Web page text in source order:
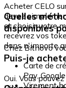
Acheter CELO
devez
et choisir votre
recevrez vos
dans n'importe
Quelles
disponibles
Chez Bitnovo
Carte de
Pay,
Virement
Puis-je
Oui. Vous